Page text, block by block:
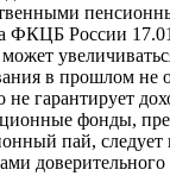
ФКЦБ России
в прошлом не
не гарантирует
фонды,
пай, следует